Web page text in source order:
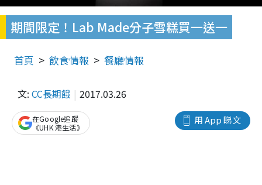
期間限定！Lab Made分子雪糕買一送一
首頁 飲食情報 餐廳情報
文: CC長期餓 2017.03.26
用 App 睇文
在Google追蹤
《UHK 港生活》